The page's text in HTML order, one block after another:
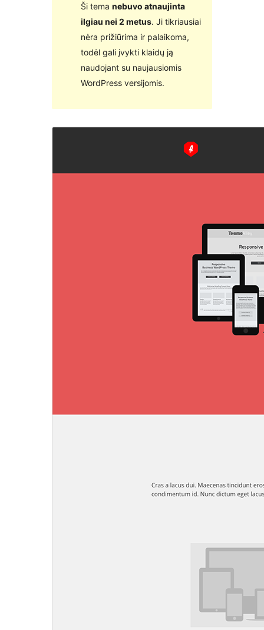
Ši tema nebuvo atnaujinta
ilgiau nei 2 metus. Ji tikriausiai
nėra prižiūrima ir palaikoma,
todėl gali įvykti klaidų ją
naudojant su naujausiomis
WordPress versijomis.